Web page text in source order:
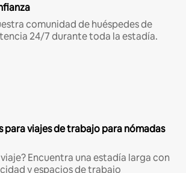
comunidad de huéspedes de
24/7 durante toda la estadía.
para viajes de trabajo para nómadas
Encuentra una estadía larga con
y espacios de trabajo